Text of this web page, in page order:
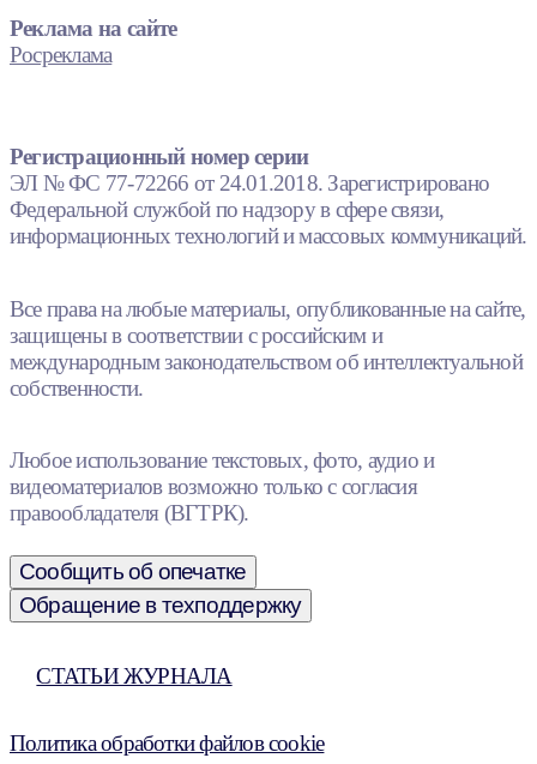
Реклама на сайте
Росреклама
Регистрационный номер серии
ЭЛ № ФС 77-72266 от 24.01.2018. Зарегистрировано
Федеральной службой по надзору в сфере связи,
информационных технологий и массовых коммуникаций.
Все права на любые материалы, опубликованные на сайте,
защищены в соответствии с российским и
международным законодательством об интеллектуальной
собственности.
Любое использование текстовых, фото, аудио и
видеоматериалов возможно только с согласия
правообладателя (ВГТРК).
Сообщить об опечатке
Обращение в техподдержку
СТАТЬИ ЖУРНАЛА
Политика обработки файлов cookie